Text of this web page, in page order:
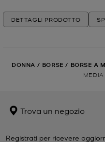
DETTAGLI PRODOTTO
DONNA / BORSE / BORSE A
Trova un negozio
Registrati per ricevere